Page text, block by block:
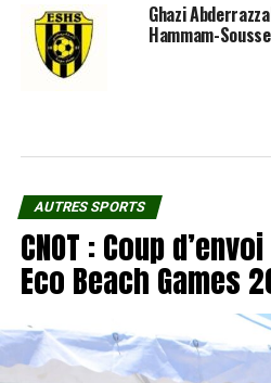
Ghazi
Hammam-
AUTRES SPORTS
CNOT : Coup
Eco Beach Games